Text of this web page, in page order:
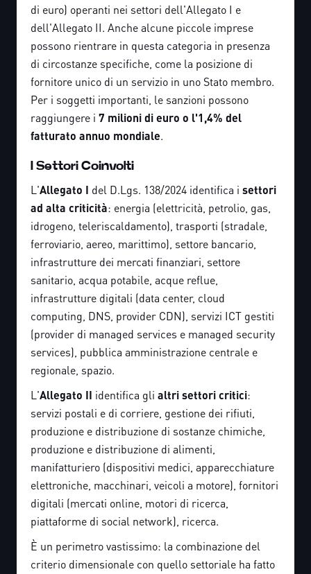
di euro) operanti nei settori dell'Allegato I e
dell'Allegato II. Anche alcune piccole imprese
possono rientrare in questa categoria in presenza
di circostanze specifiche, come la posizione di
fornitore unico di un servizio in uno Stato membro.
Per i soggetti importanti, le sanzioni possono
raggiungere i 7 milioni di euro o l'1,4% del
fatturato annuo mondiale.
I Settori Coinvolti
L'Allegato I del D.Lgs. 138/2024 identifica i settori
ad alta criticità: energia (elettricità, petrolio, gas,
idrogeno, teleriscaldamento), trasporti (stradale,
ferroviario, aereo, marittimo), settore bancario,
infrastrutture dei mercati finanziari, settore
sanitario, acqua potabile, acque reflue,
infrastrutture digitali (data center, cloud
computing, DNS, provider CDN), servizi ICT gestiti
(provider di managed services e managed security
services), pubblica amministrazione centrale e
regionale, spazio.
L'Allegato II identifica gli altri settori critici:
servizi postali e di corriere, gestione dei rifiuti,
produzione e distribuzione di sostanze chimiche,
produzione e distribuzione di alimenti,
manifatturiero (dispositivi medici, apparecchiature
elettroniche, macchinari, veicoli a motore), fornitori
digitali (mercati online, motori di ricerca,
piattaforme di social network), ricerca.
È un perimetro vastissimo: la combinazione del
criterio dimensionale con quello settoriale ha fatto